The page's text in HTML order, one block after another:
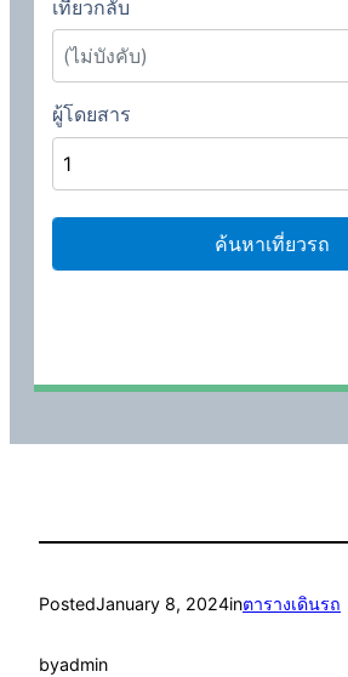
PostedJanuary 8, 2024inตารางเดินรถ
byadmin